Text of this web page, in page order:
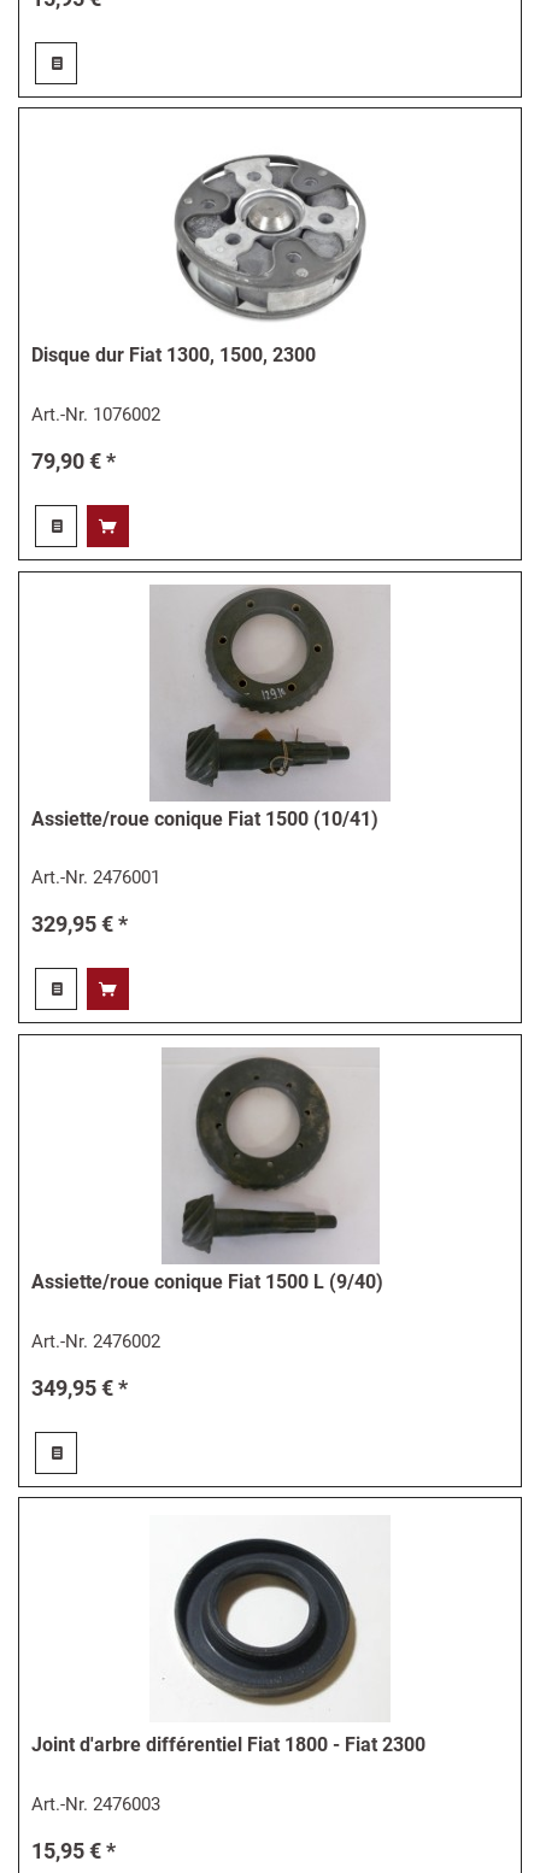
Disque dur Fiat 1300, 1500, 2300
Art.-Nr. 1076002
79,90 € *
Assiette/roue conique Fiat 1500 (10/41)
Art.-Nr.2476001
329,95 € *
Assiette/roue conique Fiat 1500 L (9/40)
Art.-Nr.2476002
349,95 € *
Joint d'arbre différentiel Fiat 1800 - Fiat 2300
Art.-Nr.2476003
15,95 € *